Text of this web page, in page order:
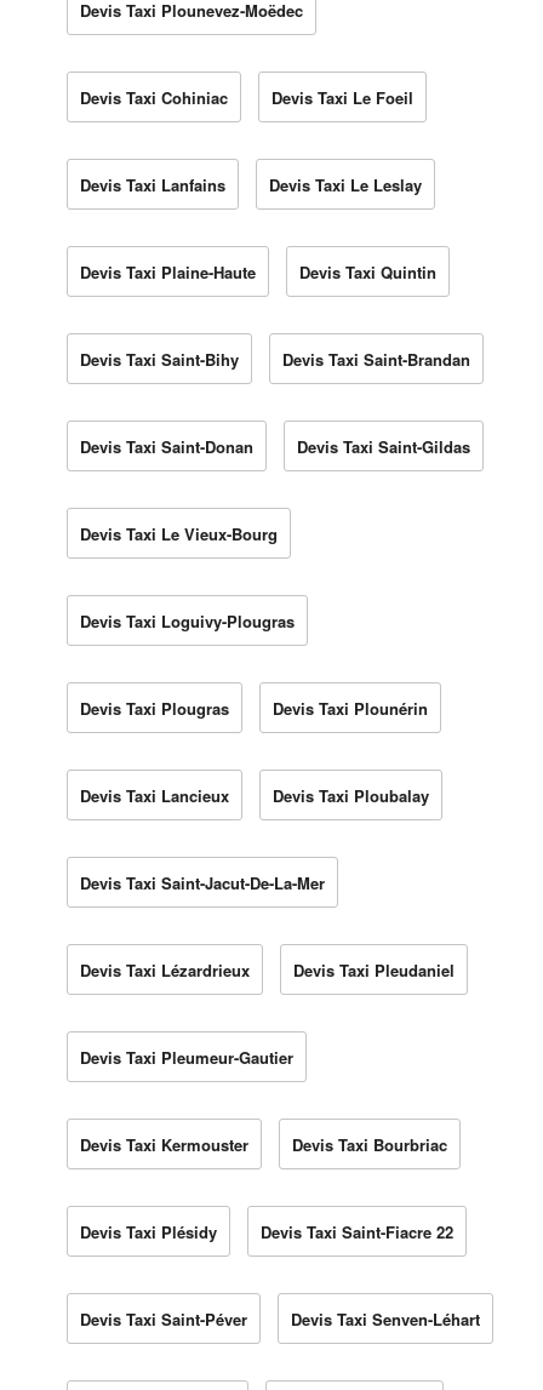
Devis Taxi Plounevez-Moëdec
Devis Taxi Cohiniac Devis Taxi Le Foeil
Devis Taxi Lanfains Devis Taxi Le Leslay
Devis Taxi Plaine-Haute Devis Taxi Quintin
Devis Taxi Saint-Bihy Devis Taxi Saint-Brandan
Devis Taxi Saint-Donan Devis Taxi Saint-Gildas
Devis Taxi Le Vieux-Bourg
Devis Taxi Loguivy-Plougras
Devis Taxi Plougras Devis Taxi Plounérin
Devis Taxi Lancieux Devis Taxi Ploubalay
Devis Taxi Saint-Jacut-De-La-Mer
Devis Taxi Lézardrieux Devis Taxi Pleudaniel
Devis Taxi Pleumeur-Gautier
Devis Taxi Kermouster Devis Taxi Bourbriac
Devis Taxi Plésidy Devis Taxi Saint-Fiacre 22
Devis Taxi Saint-Péver Devis Taxi Senven-Léhart